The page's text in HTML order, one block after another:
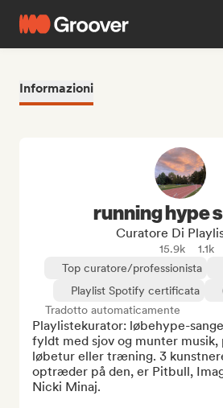
Informazioni
running hype
Curatore Di
15.9k
1.1k
Top curatore/professionista
Playlist Spotify certificata
Tradotto automaticamente
Playlistekurator: løbehype-
fyldt med sjov og munter
løbetur eller træning. 3
optræder på den, er Pitbull,
Nicki Minaj.